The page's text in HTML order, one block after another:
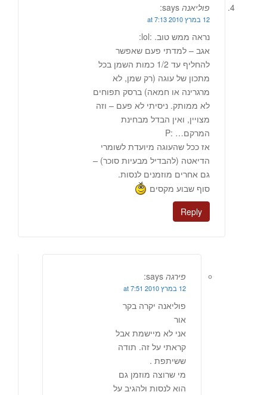
פוליאנה says:
12 במרץ 2010 at 7:13
נראה ממש טוב. :lol:
אגב – למדתי פעם שאפשר
להחליף עד 1/2 כמות השמן בכל
מתכון של עוגה (רק שמן, לא
מרגרינה או חמאה) ברסק תפוחים
לא ממותק. ניסיתי לא פעם – וזה
מצויין, ואין הבדל מבחינת
המרקם… :P
אז ככל שהעוגה מיועדת לשומרי
הדיאטה (להבדיל מבעיות סוכר) –
גם אחרים מוזמנים לנסות.
סוף שבוע מקסים
Reply
פירגה says:
12 במרץ 2010 at 7:51
פוליאנה יקרה בקר
אור
אני לא מיישמת אבל
קראתי על זה. תודה
ששיתפת .
מי שרוצה מוזמן גם
הוא לנסות ולהגיב על